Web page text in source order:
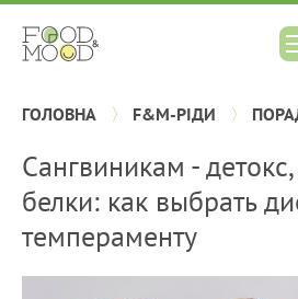
ГОЛОВНА F&M-РІДИ
Сангвиникам -
белки: как выбрать
темпераменту